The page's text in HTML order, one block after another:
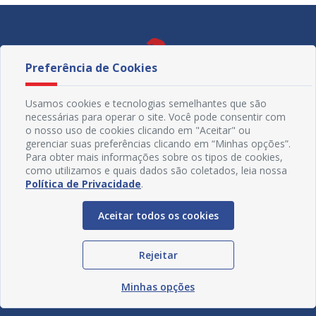
Redes Sociais
Preferência de Cookies
Usamos cookies e tecnologias semelhantes que são
necessárias para operar o site. Você pode consentir com
o nosso uso de cookies clicando em "Aceitar" ou
gerenciar suas preferências clicando em “Minhas opções”.
Para obter mais informações sobre os tipos de cookies,
como utilizamos e quais dados são coletados, leia nossa
Política de Privacidade.
Aceitar todos os cookies
Rejeitar
Minhas opções